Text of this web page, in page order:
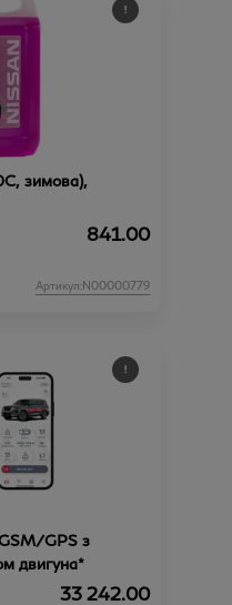
зимова),
841.00
Артикул:N00000779
двигуна*
33 242.00